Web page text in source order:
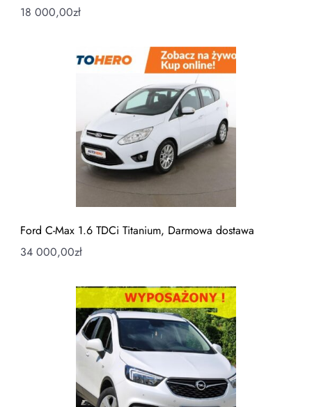
18 000,00zł
Ford C-Max 1.6 TDCi Titanium, Darmowa dostawa
34 000,00zł